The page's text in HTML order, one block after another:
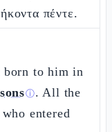
πέντε.
born to him in
ⓘ. All the
entered